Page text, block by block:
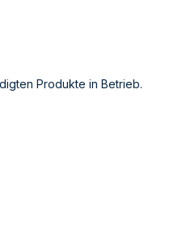
Produkte in Betrieb.